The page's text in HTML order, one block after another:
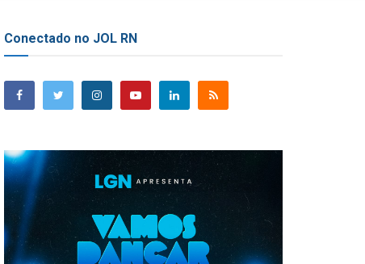
Conectado no JOL RN